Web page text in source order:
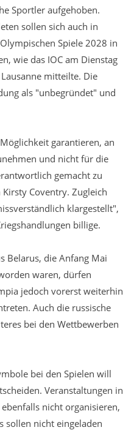
Sportler aufgehoben.
sollen sich auch in
Spiele 2028 in
wie das IOC am Dienstag
mitteilte. Die
als "unbegründet" und
garantieren, an
und nicht für die
gemacht zu
Coventry. Zugleich
klargestellt",
billige.
Belarus, die Anfang Mai
waren, dürfen
jedoch vorerst weiterhin
Auch die russische
bei den Wettbewerben
bei den Spielen will
Veranstaltungen in
nicht organisieren,
sollen nicht eingeladen